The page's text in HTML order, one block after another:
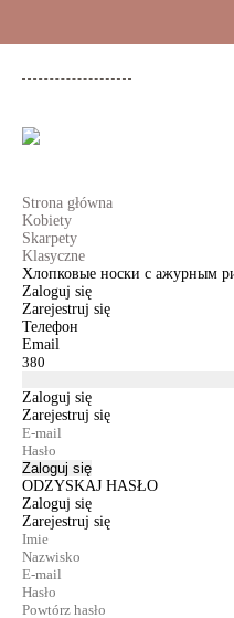
Strona główna
Kobiety
Skarpety
Klasyczne
Хлопковые носки с ажурным
Zaloguj się
Zarejestruj się
Телефон
Email
Zaloguj się
Zarejestruj się
Zaloguj się
ODZYSKAJ HASŁO
Zaloguj się
Zarejestruj się